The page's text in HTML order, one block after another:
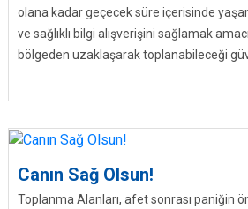
olana kadar geçecek süre içerisinde
ve sağlıklı bilgi alışverişini sağlamak
bölgeden uzaklaşarak toplanabileceği
Canın Sağ Olsun!
Toplanma Alanları, afet sonrası paniğin